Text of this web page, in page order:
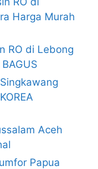
Harga Murah
RO di Lebong
Aceh
Papua